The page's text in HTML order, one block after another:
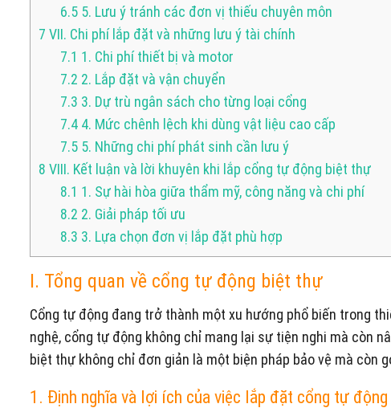
6.5 5. Lưu ý tránh các đơn vị thiếu chuyên môn
7 VII. Chi phí lắp đặt và những lưu ý tài chính
7.1 1. Chi phí thiết bị và motor
7.2 2. Lắp đặt và vận chuyển
7.3 3. Dự trù ngân sách cho từng loại cổng
7.4 4. Mức chênh lệch khi dùng vật liệu cao cấp
7.5 5. Những chi phí phát sinh cần lưu ý
8 VIII. Kết luận và lời khuyên khi lắp cổng tự động biệt thự
8.1 1. Sự hài hòa giữa thẩm mỹ, công năng và chi phí
8.2 2. Giải pháp tối ưu
8.3 3. Lựa chọn đơn vị lắp đặt phù hợp
I. Tổng quan về cổng tự động biệt thự
Cổng tự động đang trở thành một xu hướng phổ biến trong
nghệ, cổng tự động không chỉ mang lại sự tiện nghi mà còn
biệt thự không chỉ đơn giản là một biện pháp bảo vệ mà còn
1. Định nghĩa và lợi ích của việc lắp đặt cổng tự